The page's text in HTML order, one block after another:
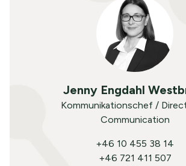
Jenny Engdahl
Kommunikationschef /
Communication
+46 10 455 38 14
+46 721 411 507